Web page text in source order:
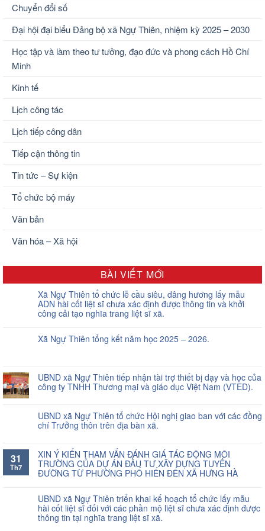
Chuyển đổi số
Đại hội đại biểu Đảng bộ xã Ngự Thiên, nhiệm kỳ 2025 – 2030
Học tập và làm theo tư tưởng, đạo đức và phong cách Hồ Chí
Minh
Kinh tế
Lịch công tác
Lịch tiếp công dân
Tiếp cận thông tin
Tin tức – Sự kiện
Tổ chức bộ máy
Văn bản
Văn hóa – Xã hội
BÀI VIẾT MỚI
Xã Ngự Thiên tổ chức lễ cầu siêu, dâng hương lấy mẫu
ADN hài cốt liệt sĩ chưa xác định được thông tin và khởi
công cải tạo nghĩa trang liệt sĩ xã.
Xã Ngự Thiên tổng kết năm học 2025 – 2026.
UBND xã Ngự Thiên tiếp nhận tài trợ thiết bị dạy và học của
công ty TNHH Thương mại và giáo dục Việt Nam (VTED).
UBND xã Ngự Thiên tổ chức Hội nghị giao ban với các đồng
chí Trưởng thôn trên địa bàn xã.
31
Th7
XIN Ý KIẾN THAM VẤN ĐÁNH GIÁ TÁC ĐỘNG MÔI
TRƯỜNG CỦA DỰ ÁN ĐẦU TƯ XÂY DỰNG TUYẾN
ĐƯỜNG TỪ PHƯỜNG PHỐ HIẾN ĐẾN XÃ HƯNG HÀ
UBND xã Ngự Thiên triển khai kế hoạch tổ chức lấy mẫu
hài cốt liệt sĩ đối với các phần mộ liệt sĩ chưa xác định được
thông tin tại nghĩa trang liệt sĩ xã.